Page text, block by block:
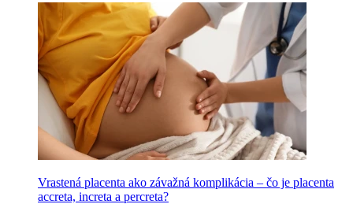
Vrastená placenta ako závažná komplikácia – čo je placenta
accreta, increta a percreta?